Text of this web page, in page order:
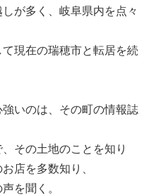
が多く、岐阜県内を点々
現在の瑞穂市と転居を続
いのは、その町の情報誌
その土地のことを知り
店を多数知り、
を聞く。